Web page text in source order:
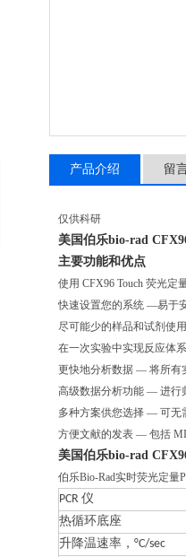
产品介绍 留
仅供科研
美国伯乐bio-rad
主要功能和优点
使用 CFX96 Touch 荧光定
快速设置您的系统 —易于
尽可能少的样品和试剂使
在一次实验中实现反应体
更快地分析数据 — 将所有
高级数据分析功能 — 进行
多种方案供您选择 — 可无
方便文献的发表 — 包括
美国伯乐bio-rad
伯乐Bio-Rad实时荧光定量
PCR 仪
热循环底座
升降温速率，°C/sec